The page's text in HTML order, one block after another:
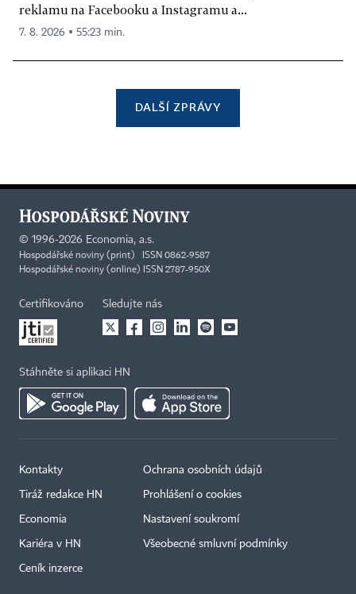
reklamu na Facebooku a Instagramu a...
7. 8. 2026 ▪ 55:23 min.
DALŠÍ ZPRÁVY
© 1996-2026 Economia, a.s.
Hospodářské noviny (print) ISSN 0862-9587
Hospodářské noviny (online) ISSN 2787-950X
Certifikováno Sledujte nás
Stáhněte si aplikaci HN
Kontakty
Tiráž redakce HN
Economia
Kariéra v HN
Ceník inzerce
Ochrana osobních údajů
Prohlášení o cookies
Nastavení soukromí
Všeobecné smluvní podmínky